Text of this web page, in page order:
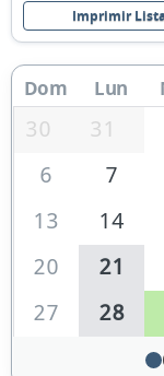
Imprimir
Dom Lun
30 31
6
7
13
14
20
21
27
28